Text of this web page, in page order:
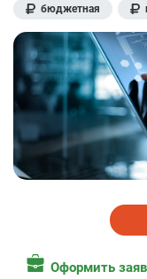
бюджетная
Оформить